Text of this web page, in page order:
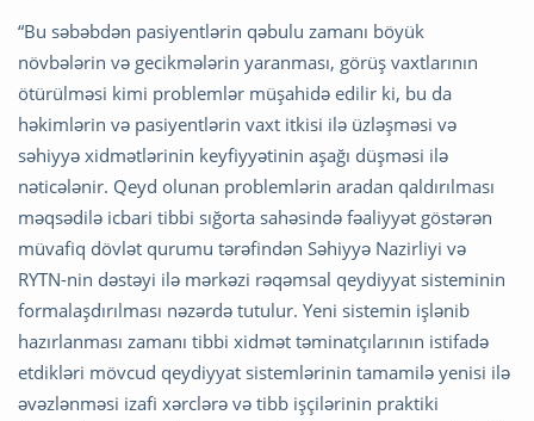
“Bu səbəbdən pasiyentlərin qəbulu zamanı böyük
növbələrin və gecikmələrin yaranması, görüş vaxtlarının
ötürülməsi kimi problemlər müşahidə edilir ki, bu da
həkimlərin və pasiyentlərin vaxt itkisi ilə üzləşməsi və
səhiyyə xidmətlərinin keyfiyyətinin aşağı düşməsi ilə
nəticələnir. Qeyd olunan problemlərin aradan qaldırılması
məqsədilə icbari tibbi sığorta sahəsində fəaliyyət göstərən
müvafiq dövlət qurumu tərəfindən Səhiyyə Nazirliyi və
RYTN-nin dəstəyi ilə mərkəzi rəqəmsal qeydiyyat sisteminin
formalaşdırılması nəzərdə tutulur. Yeni sistemin işlənib
hazırlanması zamanı tibbi xidmət təminatçılarının istifadə
etdikləri mövcud qeydiyyat sistemlərinin tamamilə yenisi ilə
əvəzlənməsi izafi xərclərə və tibb işçilərinin praktiki